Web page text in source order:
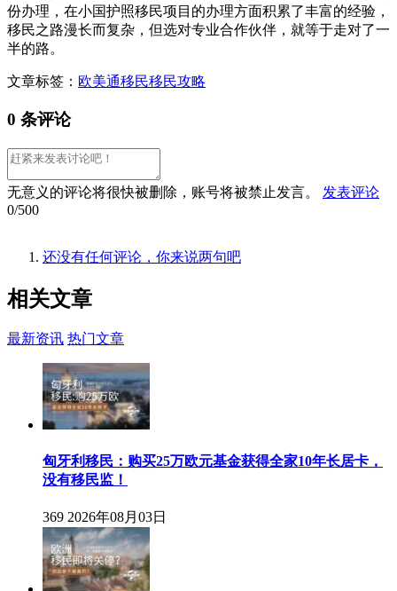
份办理，在小国护照移民项目的办理方面积累了丰富的经验，
移民之路漫长而复杂，但选对专业合作伙伴，就等于走对了一
半的路。
文章标签： 欧美通移民移民攻略
0 条评论
无意义的评论将很快被删除，账号将被禁止发言。
发表评论
0/500
还没有任何评论，你来说两句吧
相关文章
最新资讯 热门文章
匈牙利移民：购买25万欧元基金获得全家10年长居卡，
没有移民监！
369 2026年08月03日